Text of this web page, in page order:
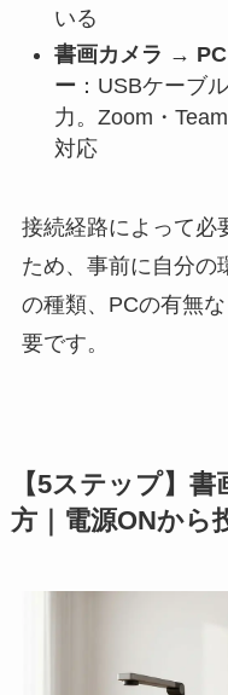
いる
書画カメラ →
ー ：USBケーブ
力。Zoom・
対応
接続経路によって必
ため、事前に自分の
の種類、PCの有無
要です。
【5ステップ】
方｜電源ONから